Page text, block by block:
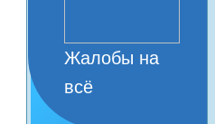
Жалобы на
всё